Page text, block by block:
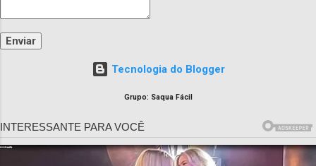
Tecnologia do Blogger
Grupo: Saqua Fácil